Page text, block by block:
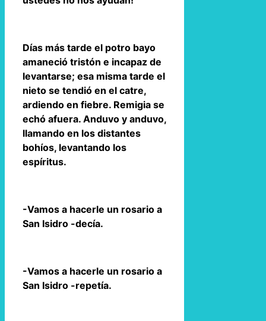
Días más tarde el potro bayo
amaneció tristón e incapaz de
levantarse; esa misma tarde el
nieto se tendió en el catre,
ardiendo en fiebre. Remigia se
echó afuera. Anduvo y anduvo,
llamando en los distantes
bohíos, levantando los
espíritus.
-Vamos a hacerle un rosario a
San Isidro -decía.
-Vamos a hacerle un rosario a
San Isidro -repetía.